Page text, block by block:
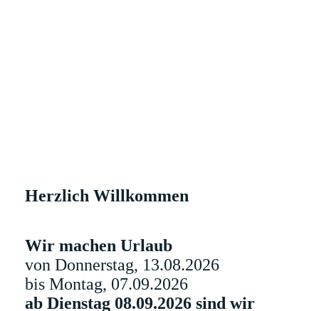
Herzlich Willkommen
Wir machen Urlaub
von Donnerstag, 13.08.2026
bis Montag, 07.09.2026
ab Dienstag 08.09.2026 sind wir